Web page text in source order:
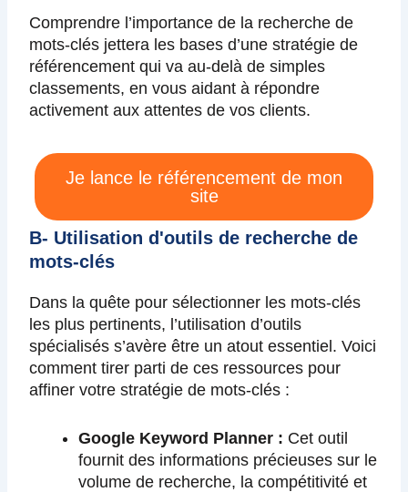
Comprendre l’importance de la recherche de
mots-clés jettera les bases d’une stratégie de
référencement qui va au-delà de simples
classements, en vous aidant à répondre
activement aux attentes de vos clients.
Je lance le référencement de mon
site
B- Utilisation d'outils de recherche de
mots-clés
Dans la quête pour sélectionner les mots-clés
les plus pertinents, l’utilisation d’outils
spécialisés s’avère être un atout essentiel. Voici
comment tirer parti de ces ressources pour
affiner votre stratégie de mots-clés :
Google Keyword Planner : Cet outil
fournit des informations précieuses sur le
volume de recherche, la compétitivité et